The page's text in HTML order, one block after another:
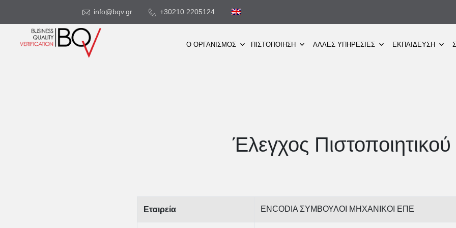
info@bqv.gr +30210 2205124
Ο ΟΡΓΑΝΙΣΜΟΣ ΠΙΣΤΟΠΟΙΗΣΗ ΑΛΛΕΣ ΥΠΗΡΕΣΙΕΣ ΕΚΠΑΙΔΕΥΣΗ
Έλεγχος Πιστοποιητικού
Εταιρεία ENCODIA ΣΥΜΒΟΥΛΟΙ ΜΗΧΑΝΙΚΟΙ ΕΠΕ